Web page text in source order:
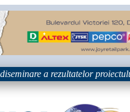
a rezultatelor proiectului